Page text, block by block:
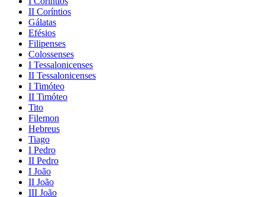
II Coríntios
Gálatas
Efésios
Filipenses
Colossenses
I Tessalonicenses
II Tessalonicenses
I Timóteo
II Timóteo
Tito
Filemon
Hebreus
Tiago
I Pedro
II Pedro
I João
II João
III João